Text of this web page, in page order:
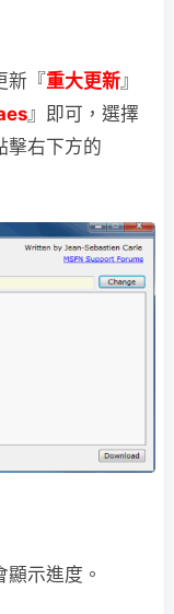
新『重大更新』
』即可，選擇
擊右下方的
示進度。